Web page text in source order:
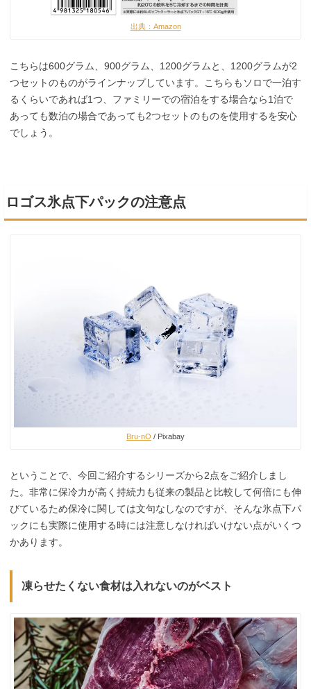
出典：Amazon
こちらは600グラム、900グラム、1200グラムと、1200グラムが2
つセットのものがラインナップしています。こちらもソロで一泊す
るくらいであれば1つ、ファミリーでの宿泊をする場合なら1泊で
あっても数泊の場合であっても2つセットのものを使用するを安心
でしょう。
ロゴス氷点下パックの注意点
Bru-nO / Pixabay
ということで、今回ご紹介するシリーズから2点をご紹介しまし
た。非常に保冷力が高く持続力も従来の製品と比較して何倍にも伸
びているため保冷に関しては文句なしなのですが、そんな氷点下パ
ックにも実際に使用する時には注意しなければいけない点がいくつ
かあります。
凍らせたくない食材は入れないのがベスト